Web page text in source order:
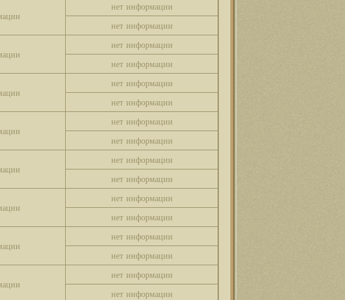
нет информации
нет информации
нет информации
нет информации
нет информации
нет информации
нет информации
нет информации
нет информации
нет информации
нет информации
нет информации
нет информации
нет информации
нет информации
нет информации